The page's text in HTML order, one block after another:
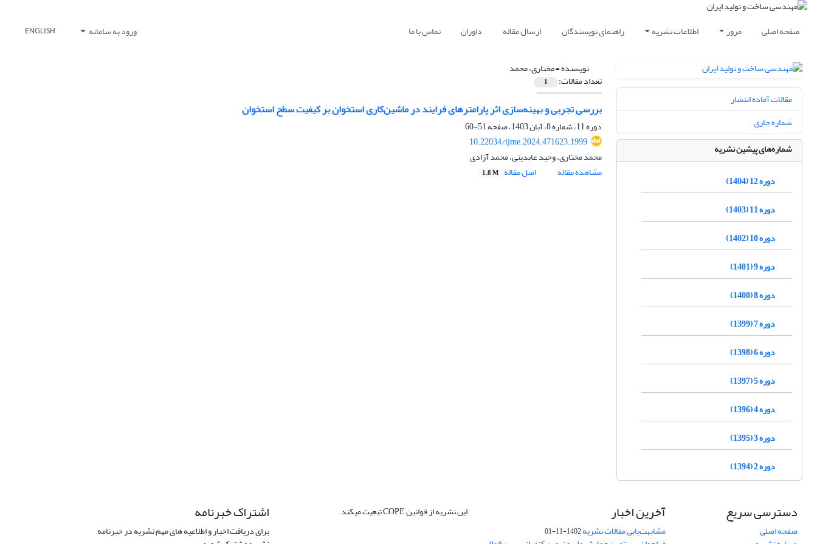
صفحه اصلی مرور اطلاعات نشریه راهنمای نویسندگان ارسال مقاله داوران تماس با ما ورود به سامانه ENGLISH
نویسنده =مختاری، محمد
تعداد مقالات: 1
بررسی تجربی و بهینه‌سازی اثر پارامترهای فرایند در ماشین‌کاری استخوان بر کیفیت سطح استخوان
دوره 11، شماره 8، آبان 1403، صفحه
51-60
10.22034/ijme.2024.471623.1999
محمد مختاری، وحید عابدینی، محمد آزادی
مشاهده مقاله
اصل مقاله 1.8 M
مقالات آماده انتشار
شماره جاری
شماره‌های پیشین نشریه
دوره 12 (1404)
دوره 11 (1403)
دوره 10 (1402)
دوره 9 (1401)
دوره 8 (1400)
دوره 7 (1399)
دوره 6 (1398)
دوره 5 (1397)
دوره 4 (1396)
دوره 3 (1395)
دوره 2 (1394)
دسترسی سریع
صفحه اصلی
آخرین اخبار
مشابهت‌یابی مقالات نشریه1402-11-01
این نشریه از قوانین COPE تبعیت میکند. اشتراک خبرنامه
برای دریافت اخبار و اطلاعیه های مهم نشریه در خبرنامه